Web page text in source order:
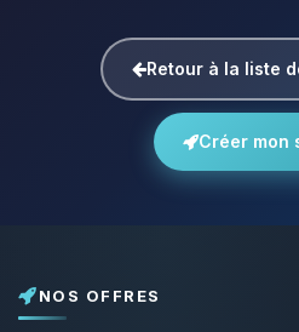
Retour à la liste
Créer mon
NOS OFFRES